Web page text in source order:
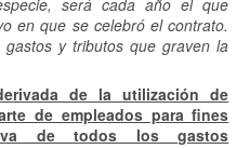
será cada año el que
en que se celebró el contrato.
y tributos que graven la
de la utilización de
de empleados para fines
de todos los gastos